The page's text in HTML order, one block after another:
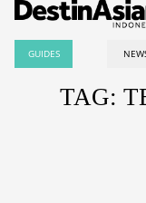
GUIDES
TAG: